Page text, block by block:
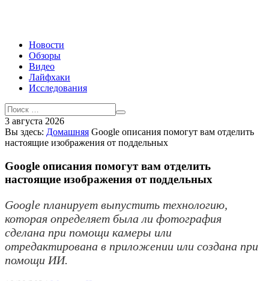
Новости
Обзоры
Видео
Лайфхаки
Исследования
3 августа 2026
Вы здесь: Домашняя Google описания помогут вам отделить
настоящие изображения от поддельных
Google описания помогут вам отделить
настоящие изображения от поддельных
Google планирует выпустить технологию,
которая определяет была ли фотография
сделана при помощи камеры или
отредактирована в приложении или создана при
помощи ИИ.